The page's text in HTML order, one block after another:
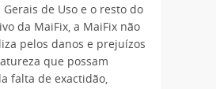
Gerais de Uso e o resto do
da MaiFix, a MaiFix não
pelos danos e prejuízos
que possam
falta de exactidão,